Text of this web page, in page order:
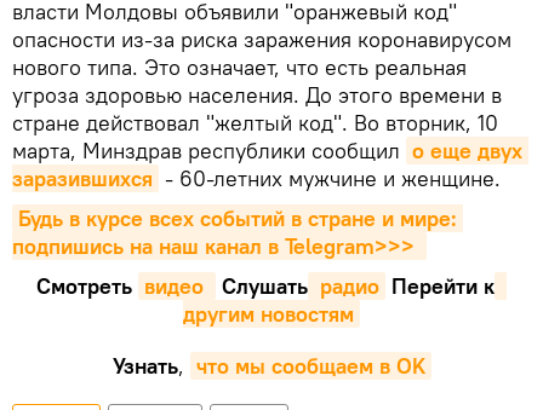
власти Молдовы объявили "оранжевый код"
опасности из-за риска заражения коронавирусом
нового типа. Это означает, что есть реальная
угроза здоровью населения. До этого времени в
стране действовал "желтый код". Во вторник, 10
марта, Минздрав республики сообщил о еще двух
заразившихся - 60-летних мужчине и женщине.
Будь в курсе всех событий в стране и мире:
подпишись на наш канал в Telegram>>>
Смотреть видео Cлушать радио Перейти к
другим новостям
Узнать, что мы сообщаем в OK